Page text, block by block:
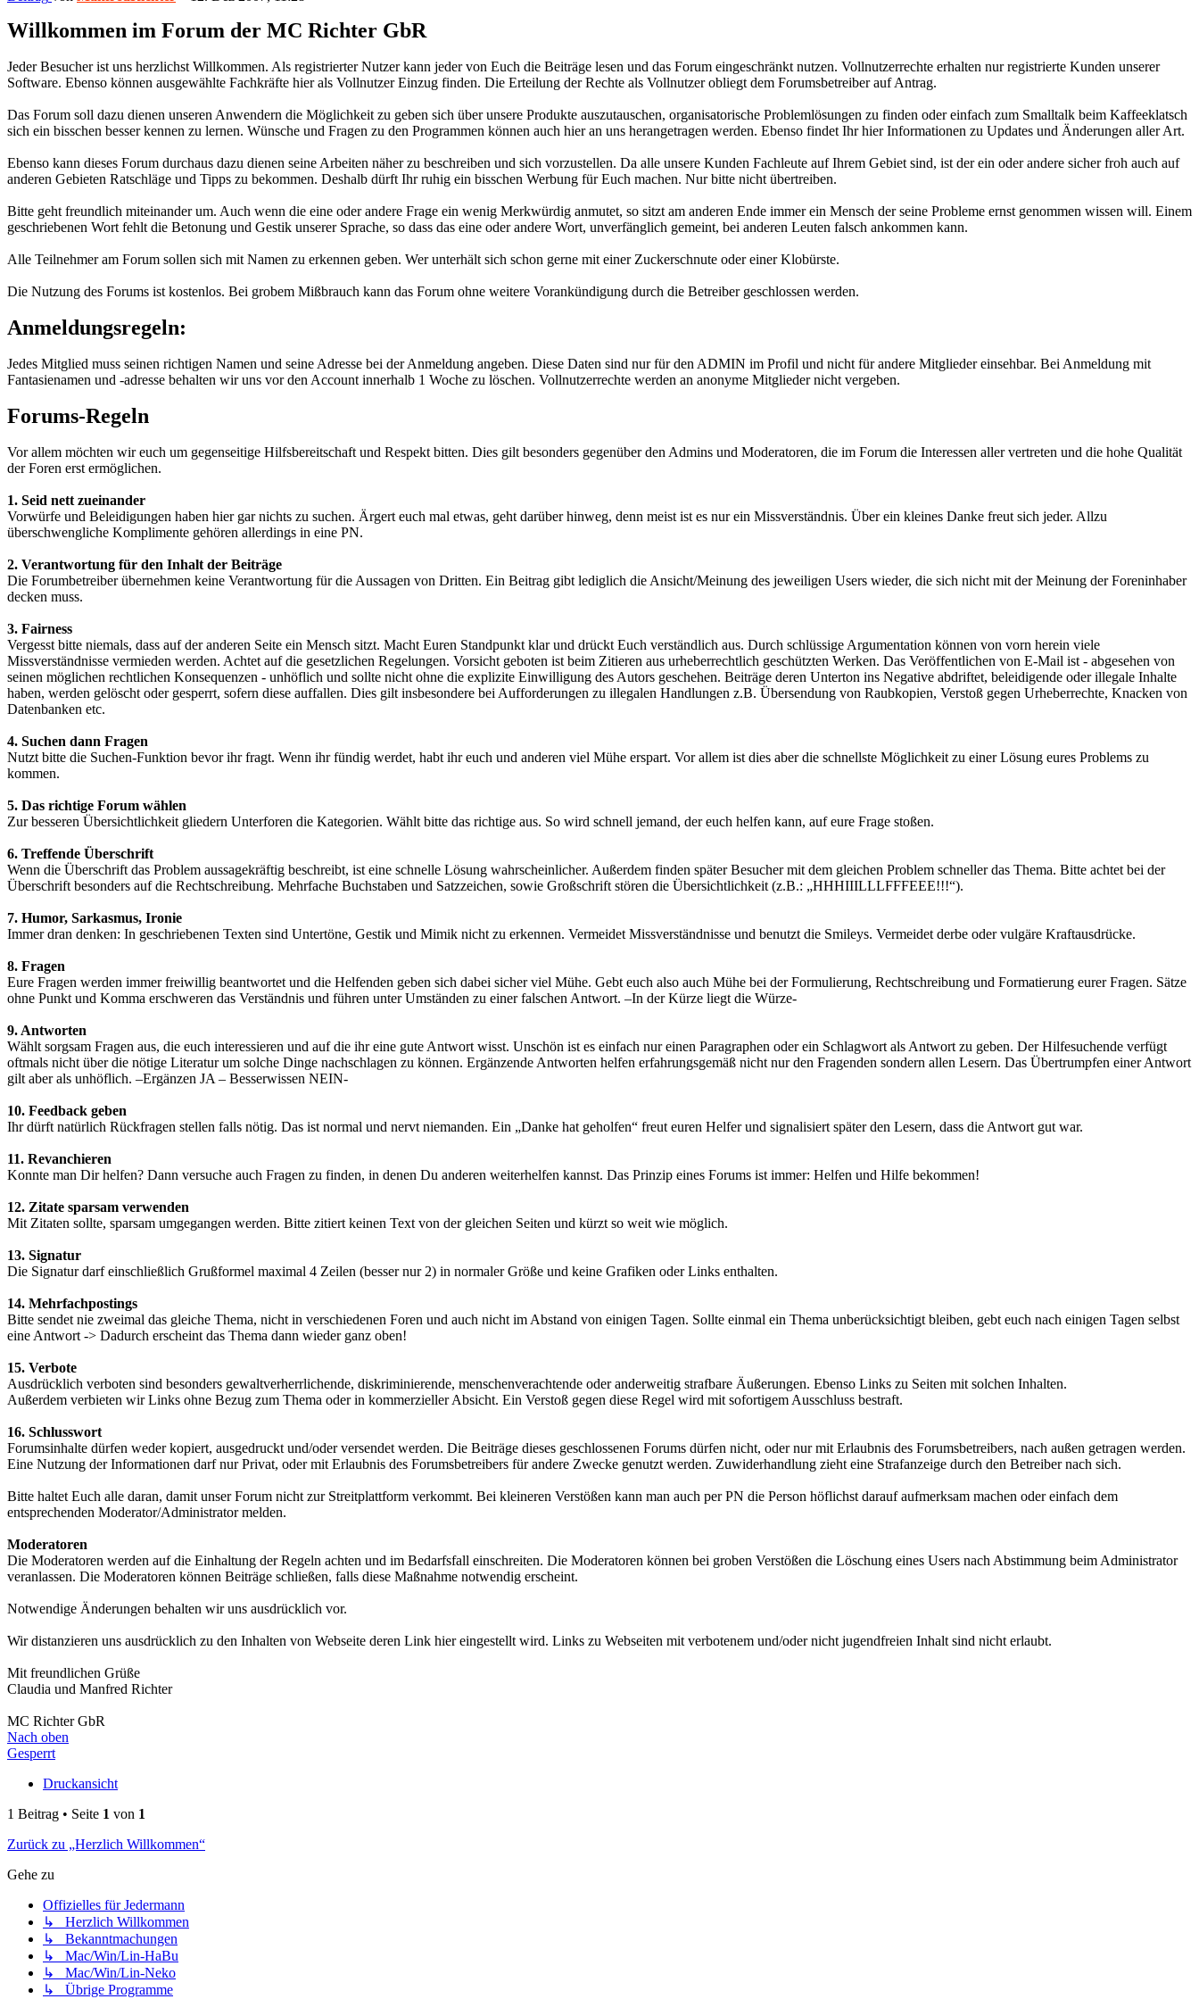
Willkommen im Forum der MC Richter GbR
Jeder Besucher ist uns herzlichst Willkommen. Als registrierter Nutzer kann jeder von Euch die Beiträge lesen und das Forum eingeschränkt nutzen. Vollnutzerrechte erhalten nur registrierte Kunden unserer
Software. Ebenso können ausgewählte Fachkräfte hier als Vollnutzer Einzug finden. Die Erteilung der Rechte als Vollnutzer obliegt dem Forumsbetreiber auf Antrag.
Das Forum soll dazu dienen unseren Anwendern die Möglichkeit zu geben sich über unsere Produkte auszutauschen, organisatorische Problemlösungen zu finden oder einfach zum Smalltalk beim Kaffeeklatsch
sich ein bisschen besser kennen zu lernen. Wünsche und Fragen zu den Programmen können auch hier an uns herangetragen werden. Ebenso findet Ihr hier Informationen zu Updates und Änderungen aller Art.
Ebenso kann dieses Forum durchaus dazu dienen seine Arbeiten näher zu beschreiben und sich vorzustellen. Da alle unsere Kunden Fachleute auf Ihrem Gebiet sind, ist der ein oder andere sicher froh auch auf
anderen Gebieten Ratschläge und Tipps zu bekommen. Deshalb dürft Ihr ruhig ein bisschen Werbung für Euch machen. Nur bitte nicht übertreiben.
Bitte geht freundlich miteinander um. Auch wenn die eine oder andere Frage ein wenig Merkwürdig anmutet, so sitzt am anderen Ende immer ein Mensch der seine Probleme ernst genommen wissen will. Einem
geschriebenen Wort fehlt die Betonung und Gestik unserer Sprache, so dass das eine oder andere Wort, unverfänglich gemeint, bei anderen Leuten falsch ankommen kann.
Alle Teilnehmer am Forum sollen sich mit Namen zu erkennen geben. Wer unterhält sich schon gerne mit einer Zuckerschnute oder einer Klobürste.
Die Nutzung des Forums ist kostenlos. Bei grobem Mißbrauch kann das Forum ohne weitere Vorankündigung durch die Betreiber geschlossen werden.
Anmeldungsregeln:
Jedes Mitglied muss seinen richtigen Namen und seine Adresse bei der Anmeldung angeben. Diese Daten sind nur für den ADMIN im Profil und nicht für andere Mitglieder einsehbar. Bei Anmeldung mit
Fantasienamen und -adresse behalten wir uns vor den Account innerhalb 1 Woche zu löschen. Vollnutzerrechte werden an anonyme Mitglieder nicht vergeben.
Forums-Regeln
Vor allem möchten wir euch um gegenseitige Hilfsbereitschaft und Respekt bitten. Dies gilt besonders gegenüber den Admins und Moderatoren, die im Forum die Interessen aller vertreten und die hohe Qualität
der Foren erst ermöglichen.
1. Seid nett zueinander
Vorwürfe und Beleidigungen haben hier gar nichts zu suchen. Ärgert euch mal etwas, geht darüber hinweg, denn meist ist es nur ein Missverständnis. Über ein kleines Danke freut sich jeder. Allzu
überschwengliche Komplimente gehören allerdings in eine PN.
2. Verantwortung für den Inhalt der Beiträge
Die Forumbetreiber übernehmen keine Verantwortung für die Aussagen von Dritten. Ein Beitrag gibt lediglich die Ansicht/Meinung des jeweiligen Users wieder, die sich nicht mit der Meinung der Foreninhaber
decken muss.
3. Fairness
Vergesst bitte niemals, dass auf der anderen Seite ein Mensch sitzt. Macht Euren Standpunkt klar und drückt Euch verständlich aus. Durch schlüssige Argumentation können von vorn herein viele
Missverständnisse vermieden werden. Achtet auf die gesetzlichen Regelungen. Vorsicht geboten ist beim Zitieren aus urheberrechtlich geschützten Werken. Das Veröffentlichen von E-Mail ist - abgesehen von
seinen möglichen rechtlichen Konsequenzen - unhöflich und sollte nicht ohne die explizite Einwilligung des Autors geschehen. Beiträge deren Unterton ins Negative abdriftet, beleidigende oder illegale Inhalte
haben, werden gelöscht oder gesperrt, sofern diese auffallen. Dies gilt insbesondere bei Aufforderungen zu illegalen Handlungen z.B. Übersendung von Raubkopien, Verstoß gegen Urheberrechte, Knacken von
Datenbanken etc.
4. Suchen dann Fragen
Nutzt bitte die Suchen-Funktion bevor ihr fragt. Wenn ihr fündig werdet, habt ihr euch und anderen viel Mühe erspart. Vor allem ist dies aber die schnellste Möglichkeit zu einer Lösung eures Problems zu
kommen.
5. Das richtige Forum wählen
Zur besseren Übersichtlichkeit gliedern Unterforen die Kategorien. Wählt bitte das richtige aus. So wird schnell jemand, der euch helfen kann, auf eure Frage stoßen.
6. Treffende Überschrift
Wenn die Überschrift das Problem aussagekräftig beschreibt, ist eine schnelle Lösung wahrscheinlicher. Außerdem finden später Besucher mit dem gleichen Problem schneller das Thema. Bitte achtet bei der
Überschrift besonders auf die Rechtschreibung. Mehrfache Buchstaben und Satzzeichen, sowie Großschrift stören die Übersichtlichkeit (z.B.: „HHHIIILLLFFFEEE!!!“).
7. Humor, Sarkasmus, Ironie
Immer dran denken: In geschriebenen Texten sind Untertöne, Gestik und Mimik nicht zu erkennen. Vermeidet Missverständnisse und benutzt die Smileys. Vermeidet derbe oder vulgäre Kraftausdrücke.
8. Fragen
Eure Fragen werden immer freiwillig beantwortet und die Helfenden geben sich dabei sicher viel Mühe. Gebt euch also auch Mühe bei der Formulierung, Rechtschreibung und Formatierung eurer Fragen. Sätze
ohne Punkt und Komma erschweren das Verständnis und führen unter Umständen zu einer falschen Antwort. –In der Kürze liegt die Würze-
9. Antworten
Wählt sorgsam Fragen aus, die euch interessieren und auf die ihr eine gute Antwort wisst. Unschön ist es einfach nur einen Paragraphen oder ein Schlagwort als Antwort zu geben. Der Hilfesuchende verfügt
oftmals nicht über die nötige Literatur um solche Dinge nachschlagen zu können. Ergänzende Antworten helfen erfahrungsgemäß nicht nur den Fragenden sondern allen Lesern. Das Übertrumpfen einer Antwort
gilt aber als unhöflich. –Ergänzen JA – Besserwissen NEIN-
10. Feedback geben
Ihr dürft natürlich Rückfragen stellen falls nötig. Das ist normal und nervt niemanden. Ein „Danke hat geholfen“ freut euren Helfer und signalisiert später den Lesern, dass die Antwort gut war.
11. Revanchieren
Konnte man Dir helfen? Dann versuche auch Fragen zu finden, in denen Du anderen weiterhelfen kannst. Das Prinzip eines Forums ist immer: Helfen und Hilfe bekommen!
12. Zitate sparsam verwenden
Mit Zitaten sollte, sparsam umgegangen werden. Bitte zitiert keinen Text von der gleichen Seiten und kürzt so weit wie möglich.
13. Signatur
Die Signatur darf einschließlich Grußformel maximal 4 Zeilen (besser nur 2) in normaler Größe und keine Grafiken oder Links enthalten.
14. Mehrfachpostings
Bitte sendet nie zweimal das gleiche Thema, nicht in verschiedenen Foren und auch nicht im Abstand von einigen Tagen. Sollte einmal ein Thema unberücksichtigt bleiben, gebt euch nach einigen Tagen selbst
eine Antwort -> Dadurch erscheint das Thema dann wieder ganz oben!
15. Verbote
Ausdrücklich verboten sind besonders gewaltverherrlichende, diskriminierende, menschenverachtende oder anderweitig strafbare Äußerungen. Ebenso Links zu Seiten mit solchen Inhalten.
Außerdem verbieten wir Links ohne Bezug zum Thema oder in kommerzieller Absicht. Ein Verstoß gegen diese Regel wird mit sofortigem Ausschluss bestraft.
16. Schlusswort
Forumsinhalte dürfen weder kopiert, ausgedruckt und/oder versendet werden. Die Beiträge dieses geschlossenen Forums dürfen nicht, oder nur mit Erlaubnis des Forumsbetreibers, nach außen getragen werden.
Eine Nutzung der Informationen darf nur Privat, oder mit Erlaubnis des Forumsbetreibers für andere Zwecke genutzt werden. Zuwiderhandlung zieht eine Strafanzeige durch den Betreiber nach sich.
Bitte haltet Euch alle daran, damit unser Forum nicht zur Streitplattform verkommt. Bei kleineren Verstößen kann man auch per PN die Person höflichst darauf aufmerksam machen oder einfach dem
entsprechenden Moderator/Administrator melden.
Moderatoren
Die Moderatoren werden auf die Einhaltung der Regeln achten und im Bedarfsfall einschreiten. Die Moderatoren können bei groben Verstößen die Löschung eines Users nach Abstimmung beim Administrator
veranlassen. Die Moderatoren können Beiträge schließen, falls diese Maßnahme notwendig erscheint.
Notwendige Änderungen behalten wir uns ausdrücklich vor.
Wir distanzieren uns ausdrücklich zu den Inhalten von Webseite deren Link hier eingestellt wird. Links zu Webseiten mit verbotenem und/oder nicht jugendfreien Inhalt sind nicht erlaubt.
Mit freundlichen Grüße
Claudia und Manfred Richter
MC Richter GbR
Nach oben
Gesperrt
Druckansicht
1 Beitrag • Seite 1 von 1
Zurück zu „Herzlich Willkommen“
Gehe zu
Offizielles für Jedermann
↳ Herzlich Willkommen
↳ Bekanntmachungen
↳ Mac/Win/Lin-HaBu
↳ Mac/Win/Lin-Neko
↳ Übrige Programme